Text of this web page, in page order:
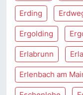
Erding
Ergolding
Erlabrunn
Erlenbach am